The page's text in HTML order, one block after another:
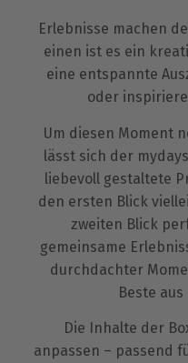
Erlebnisse machen
einen ist es ein
eine entspannte
oder
Um diesen Moment
lässt sich der
liebevoll gestaltete
den ersten Blick
zweiten Blick
gemeinsame
durchdachter
Beste
Die Inhalte der
anpassen – passend